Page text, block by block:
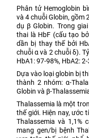
Phân tử Hemoglobin
và 4 chuỗi Globin, gồm
dụ β Globin. Trong
thai là HbF (cấu tạo
dần bị thay thế bởi
chuỗi α và 2 chuỗi δ).
HbA1: 97-98%, HbA2:
Dựa vào loại globin bị
thành 2 nhóm: α-
Globin và β-
Thalassemia là một
thế giới. Hiện nay, ước
Thalassemia và 1,1%
mang gen/bị bệnh